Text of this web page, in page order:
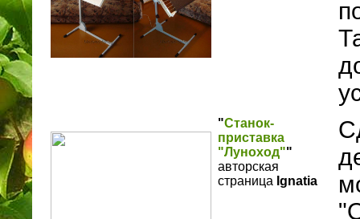
"Станок-
приставка
"Луноход""
авторская
страница Ignatia